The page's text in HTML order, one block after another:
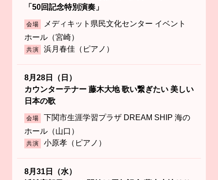
「50回記念特別演奏」
会場
メディキット県民文化センター イベント
ホール（宮崎）
共演 浜月春佳（ピアノ）
8月28日（日）
カウンターテナー 藤木大地 歌い繋ぎたい 美しい
日本の歌
会場
下関市生涯学習プラザ DREAM SHIP 海の
ホール（山口）
共演 小原孝（ピアノ）
8月31日（水）